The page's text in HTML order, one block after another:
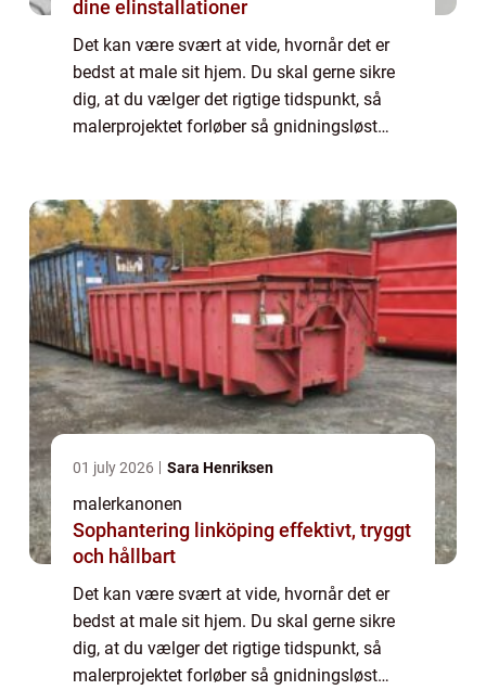
dine elinstallationer
Det kan være svært at vide, hvornår det er
bedst at male sit hjem. Du skal gerne sikre
dig, at du vælger det rigtige tidspunkt, så
malerprojektet forløber så gnidningsløst
01 july 2026 Sara Henriksen
malerkanonen
Sophantering linköping effektivt, tryggt
och hållbart
Det kan være svært at vide, hvornår det er
bedst at male sit hjem. Du skal gerne sikre
dig, at du vælger det rigtige tidspunkt, så
malerprojektet forløber så gnidningsløst